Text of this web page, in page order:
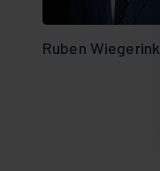
Ruben Wiegerink